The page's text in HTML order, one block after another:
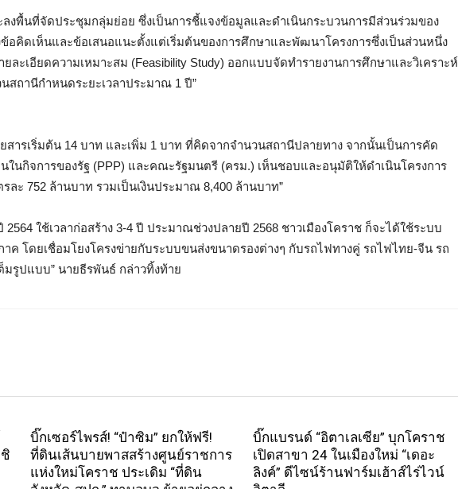
งพื้นที่จัดประชุมกลุ่มย่อย ซึ่งเป็นการชี้แจงข้อมูลและดำเนินกระบวนการมีส่วนร่วมของ
อคิดเห็นและข้อเสนอแนะตั้งแต่เริ่มต้นของการศึกษาและพัฒนาโครงการซึ่งเป็นส่วนหนึ่ง
ละเอียดความเหมาะสม (Feasibility Study) ออกแบบจัดทำรายงานการศึกษาและวิเคราะห์
สถานีกำหนดระยะเวลาประมาณ 1 ปี”
สารเริ่มต้น 14 บาท และเพิ่ม 1 บาท ที่คิดจากจำนวนสถานีปลายทาง จากนั้นเป็นการคัด
ในกิจการของรัฐ (PPP) และคณะรัฐมนตรี (ครม.) เห็นชอบและอนุมัติให้ดำเนินโครงการ
ละ 752 ล้านบาท รวมเป็นเงินประมาณ 8,400 ล้านบาท”
2564 ใช้เวลาก่อสร้าง 3-4 ปี ประมาณช่วงปลายปี 2568 ชาวเมืองโคราช ก็จะได้ใช้ระบบ
ค โดยเชื่อมโยงโครงข่ายกับระบบขนส่งขนาดรองต่างๆ กับรถไฟทางคู่ รถไฟไทย-จีน รถ
รูปแบบ” นายธีรพันธ์ กล่าวทิ้งท้าย
บิ๊กเซอร์ไพรส์! “ป๋าซิม” ยกให้ฟรี!
ที่ดินเส้นบายพาสสร้างศูนย์ราชการ
แห่งใหม่โคราช ประเดิม “ที่ดิน
บิ๊กแบรนด์ “อิตาเลเซีย” บุกโคราช
เปิดสาขา 24 ในเมืองใหม่ “เดอะ
ลิงค์” ดีไซน์ร้านฟาร์มเฮ้าส์ไร่ไวน์